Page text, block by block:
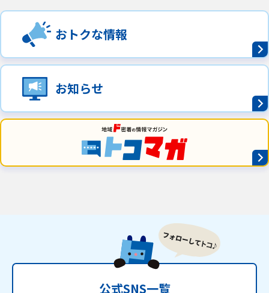
情報セキュリティ基本方針
ご利用約款・重要事項説明書
プライバシーポリシー
広告掲載のご案内
おトクな情報
お知らせ
公式SNS一覧